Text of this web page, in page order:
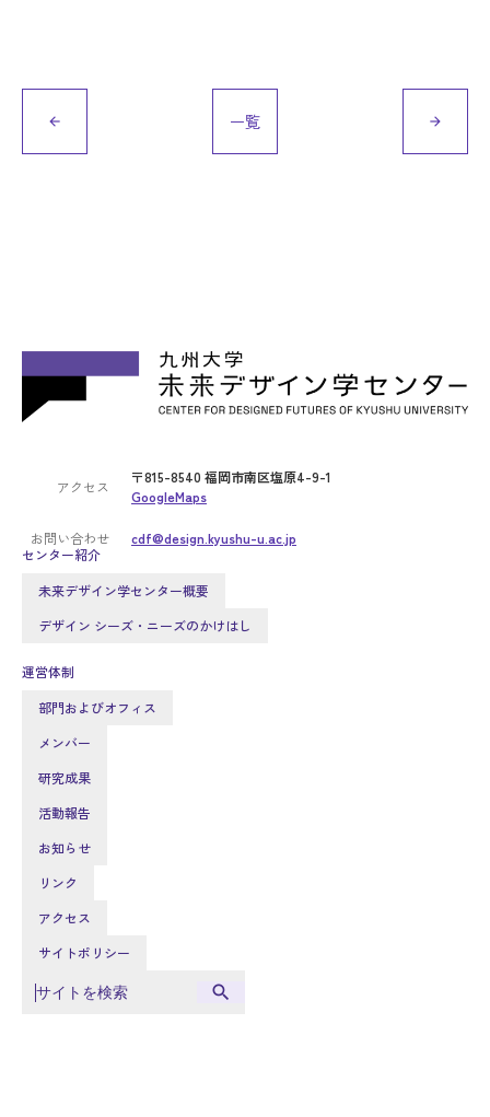
arrow_back 一覧 arrow_forward
アクセス
〒815-8540 福岡市南区塩原4-9-1
GoogleMaps
お問い合わせ
cdf@design.kyushu-u.ac.jp
センター紹介
未来デザイン学センター概要
デザイン シーズ・ニーズのかけはし
運営体制
部門およびオフィス
メンバー
研究成果
活動報告
お知らせ
リンク
アクセス
サイトポリシー